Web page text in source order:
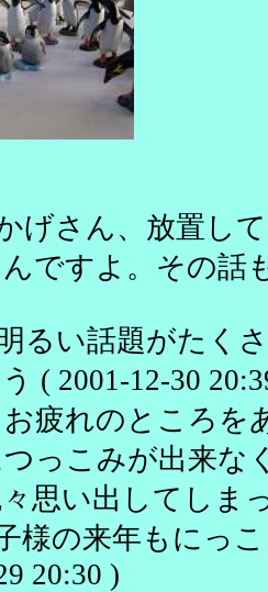
げさん、放置し
ですよ。その話
るい話題がたく
( 2001-12-30
疲れのところを
っこみが出来な
思い出してしま
様の来年もにっ
20:30 )